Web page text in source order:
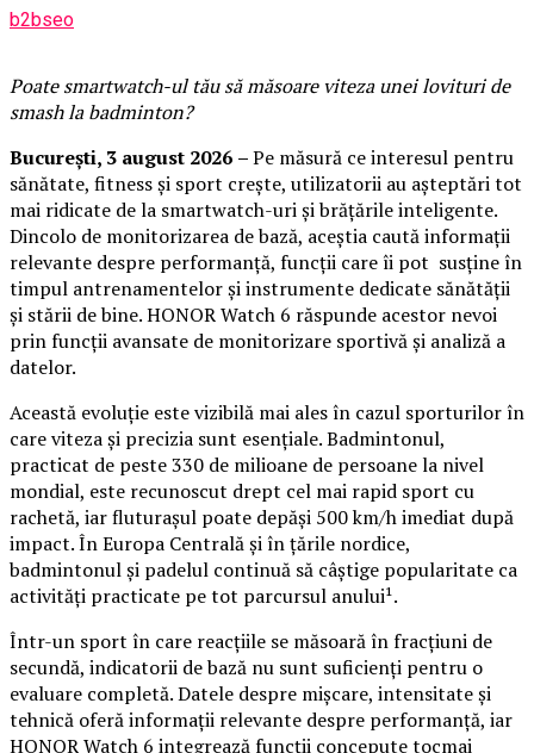
b2bseo
Poate smartwatch-ul tăusă măsoare viteza unei lovituri de
smash la badminton?
București, 3 august 2026 –Pe măsură ce interesul pentru
sănătate, fitness și sport crește, utilizatorii au așteptări tot
mai ridicate de la smartwatch-uri și brățările inteligente.
Dincolo de monitorizarea de bază, aceștia caută informații
relevante despre performanță, funcții care îi pot susține în
timpul antrenamentelor și instrumente dedicate sănătății
și stării de bine. HONOR Watch 6 răspunde acestor nevoi
prin funcții avansate de monitorizare sportivă și analiză a
datelor.
Această evoluție este vizibilă mai ales în cazul sporturilor în
care viteza și precizia sunt esențiale. Badmintonul,
practicat de peste 330 de milioane de persoane la nivel
mondial, este recunoscut drept cel mai rapid sport cu
rachetă, iar fluturașul poate depăși 500 km/h imediat după
impact. În Europa Centrală și în țările nordice,
badmintonul și padelul continuă să câștige popularitate ca
activități practicate pe tot parcursul anului¹.
Într-un sport în care reacțiile se măsoară în fracțiuni de
secundă, indicatorii de bază nu sunt suficienți pentru o
evaluare completă. Datele despre mișcare, intensitate și
tehnică oferă informații relevante despre performanță, iar
HONOR Watch 6 integrează funcții concepute tocmai